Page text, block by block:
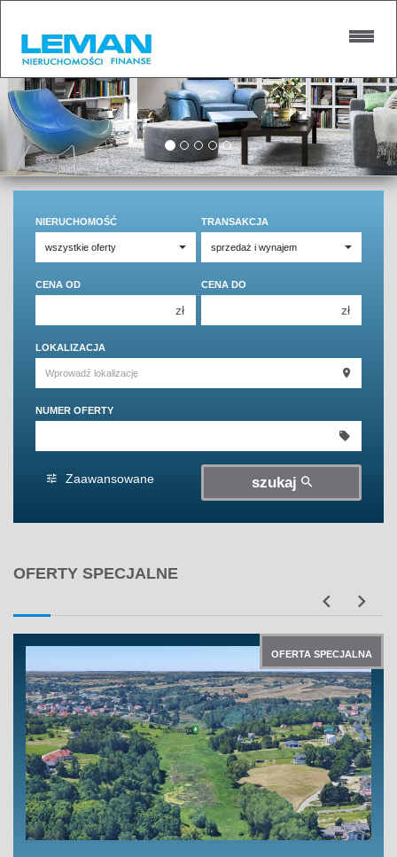
NIERUCHOMOŚĆ TRANSAKCJA
CENA OD
zł
250 000 zł
300 000 zł
CENA DO
zł
250 000 zł
400 000 zł
450 000 zł
LOKALIZACJA
NUMER OFERTY
Zaawansowane szukaj
OFERTY SPECJALNE
OFERTA SPECJALNA